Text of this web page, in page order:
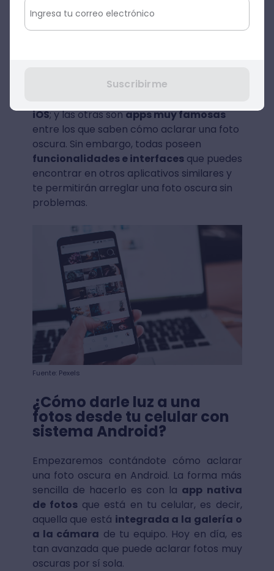
Así, para aclarar una foto oscura con tu
descargues nada adicional a lo que ya
iOS; y las otras sonapps muy famosas
entre los que saben cómo aclarar una foto
oscura. Sin embargo, todas poseen
funcionalidades e interfacesque puedes
encontrar en otros aplicativos similares y
te permitirán arreglar una foto oscura sin
problemas.
Fuente: Pexels
¿Cómo darle luz a una
fotos desde tu celular con
sistema Android?
Empezaremos contándote cómo aclarar
una foto oscura en Android. La forma más
sencilla de hacerlo es con la app nativa
de fotosque está en tu celular, es decir,
aquella que está integrada a la galería o
a la cámara de tu equipo. Hoy en día, es
tan avanzada que puede aclarar fotos muy
oscuras por sí sola.
Suscribirme